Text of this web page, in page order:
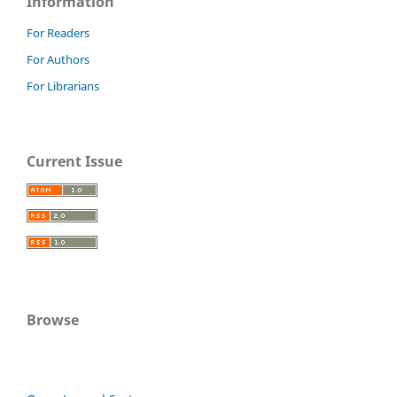
For Readers
For Authors
For Librarians
Current Issue
Browse